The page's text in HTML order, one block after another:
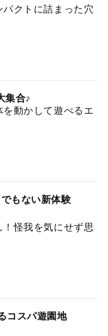
クトに詰まった穴
集合♪
動かして遊べるエ
もない新体験
怪我を気にせず思
コスパ遊園地